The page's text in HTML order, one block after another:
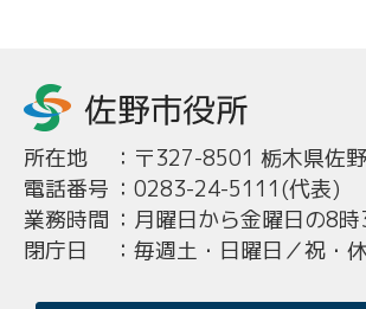
所在地 ： 〒327-8501 栃木県佐
電話番号 ： 0283-24-5111(代表)
業務時間 ： 月曜日から金曜日の8
閉庁日
： 毎週土・日曜日／祝・